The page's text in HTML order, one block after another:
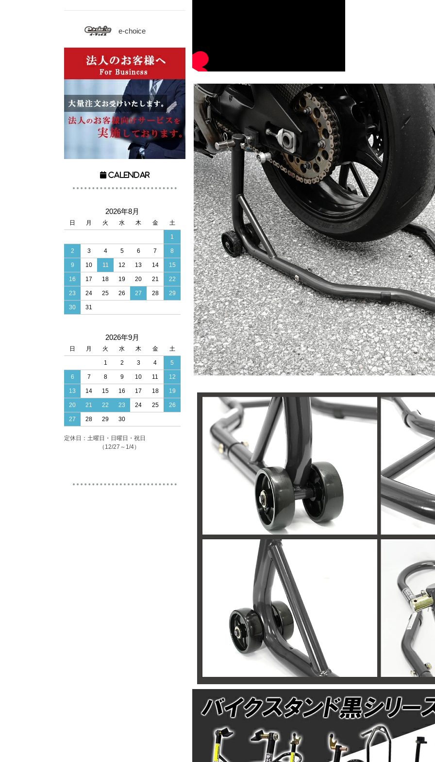
e-choice
Calendar
2026年8月
日 月 火 水 木 金 土
1
2 3 4 5 6 7 8
9 10 11 12 13 14 15
16 17 18 19 20 21 22
23 24 25 26 27 28 29
30 31
2026年9月
日 月 火 水 木 金 土
1 2 3 4 5
6 7 8 9 10 11 12
13 14 15 16 17 18 19
20 21 22 23 24 25 26
27 28 29 30
定休日：土曜日・日曜日・祝日
（12/27～1/4）